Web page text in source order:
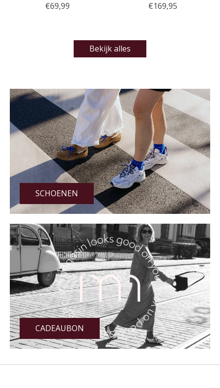
€69,99
€169,95
Bekijk alles
SCHOENEN
CADEAUBON